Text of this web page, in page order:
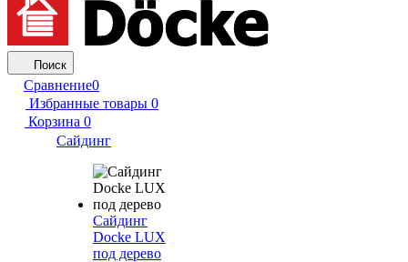
Поиск
Сравнение0
Избранные товары 0
Корзина 0
Сайдинг
Сайдинг
Docke LUX
под дерево